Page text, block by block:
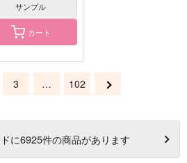
サンプル
カート
3 … 102
に6925件の商品があります